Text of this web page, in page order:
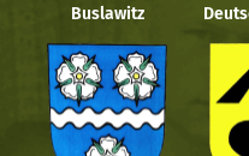
Buslawitz